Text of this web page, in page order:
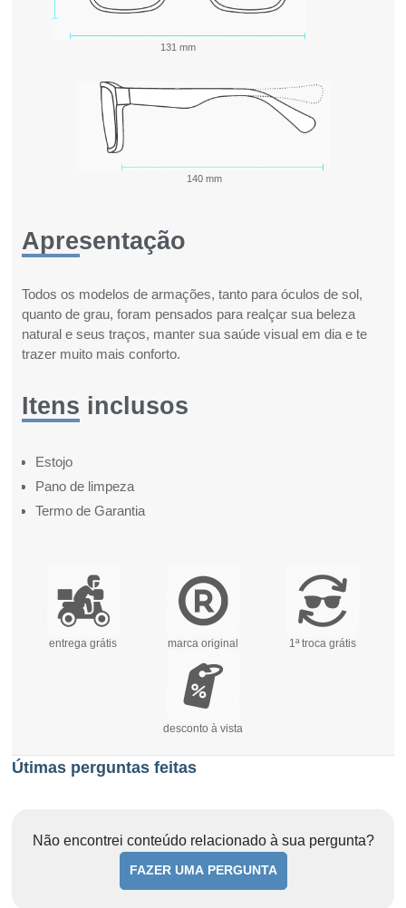
131 mm
140 mm
Apresentação
Todos os modelos de armações, tanto para óculos de sol,
quanto de grau, foram pensados para realçar sua beleza
natural e seus traços, manter sua saúde visual em dia e te
trazer muito mais conforto.
Itens inclusos
Estojo
Pano de limpeza
Termo de Garantia
entrega grátis marca original 1ª troca grátis
desconto à vista
Útimas perguntas feitas
Não encontrei conteúdo relacionado à sua pergunta?
FAZER UMA PERGUNTA